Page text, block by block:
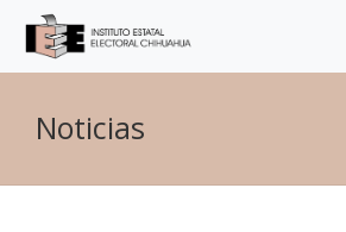
Noticias